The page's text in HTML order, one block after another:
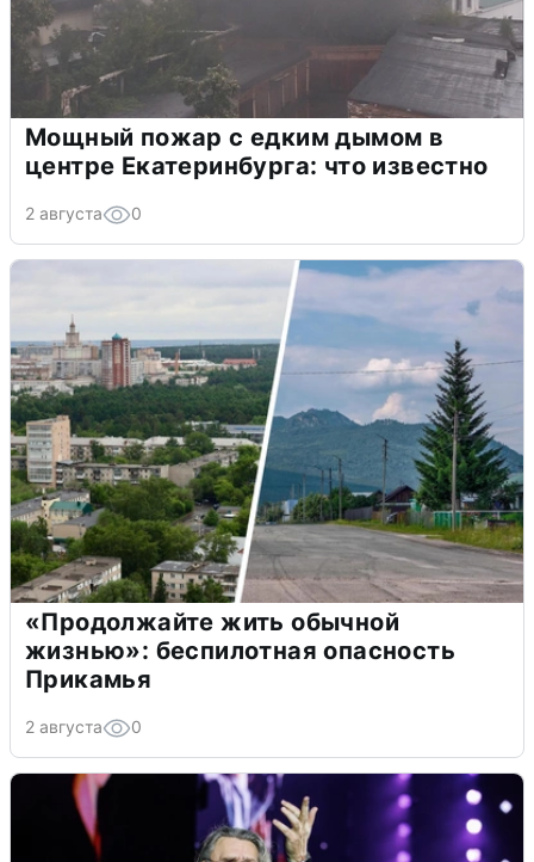
Мощный пожар с едким дымом в
центре Екатеринбурга: что известно
2 августа 0
«Продолжайте жить обычной
жизнью»: беспилотная опасность
Прикамья
2 августа 0